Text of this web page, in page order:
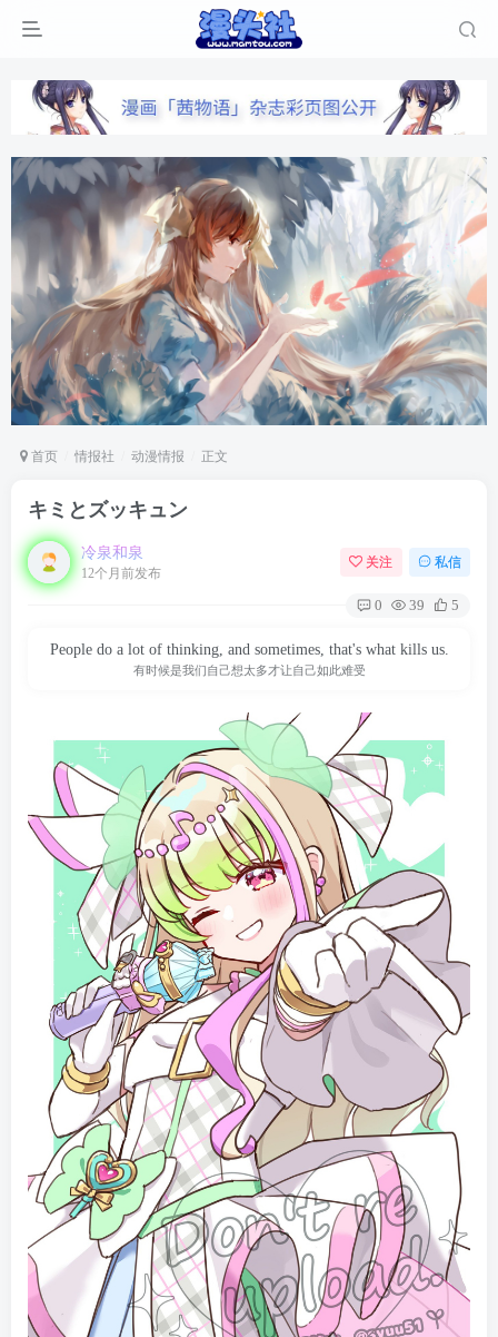
首页 情报社 动漫情报 正文
キミとズッキュン
冷泉和泉
12个月前发布
关注 私信
0 39 5
People do a lot of thinking, and sometimes, that's what kills us.
有时候是我们自己想太多才让自己如此难受